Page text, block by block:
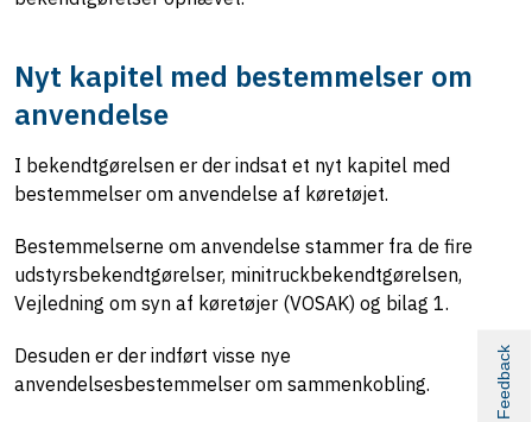
Nyt kapitel med bestemmelser om
anvendelse
I bekendtgørelsen er der indsat et nyt kapitel med
bestemmelser om anvendelse af køretøjet.
Bestemmelserne om anvendelse stammer fra de fire
udstyrsbekendtgørelser, minitruckbekendtgørelsen,
Vejledning om syn af køretøjer (VOSAK) og bilag 1.
Desuden er der indført visse nye
anvendelsesbestemmelser om sammenkobling.
Feedback